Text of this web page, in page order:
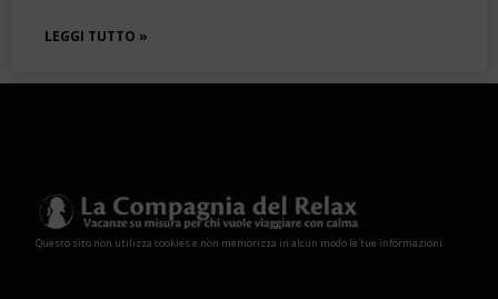
LEGGI TUTTO »
Questo sito non utilizza cookies e non memorizza in alcun modo le tue informazioni